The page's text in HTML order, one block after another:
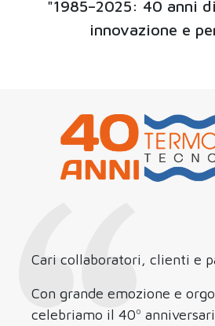
"1985–2025: 40 anni
innovazione e
Cari collaboratori, clienti e
Con grande emozione e
celebriamo il 40º